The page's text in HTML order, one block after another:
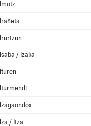
Imotz
Irañeta
Irurtzun
Isaba / Izaba
Ituren
Iturmendi
Izagaondoa
Iza / Itza